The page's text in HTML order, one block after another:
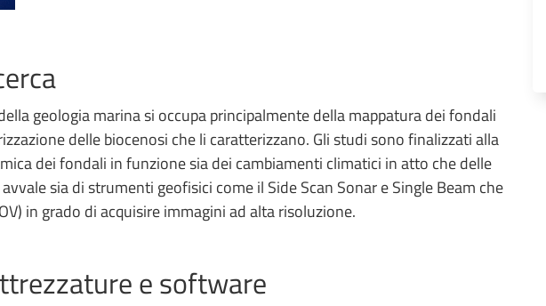
geologia marina si occupa principalmente della mappatura dei fondali
delle biocenosi che li caratterizzano. Gli studi sono finalizzati alla
dei fondali in funzione sia dei cambiamenti climatici in atto che delle
sia di strumenti geofisici come il Side Scan Sonar e Single Beam che
in grado di acquisire immagini ad alta risoluzione.
e software